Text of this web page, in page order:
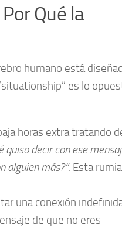
Qué la
humano está
es lo
horas extra tratando
quiso decir con ese
alguien más?”. Esta
una conexión
de que no eres